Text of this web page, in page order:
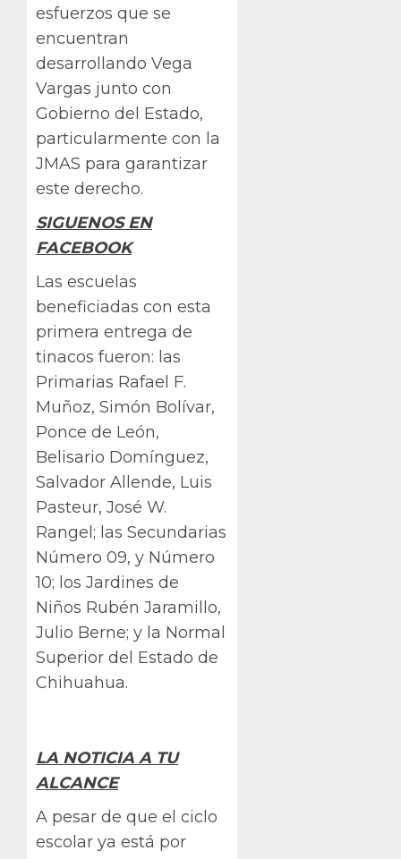
esfuerzos que se
encuentran
desarrollando Vega
Vargas junto con
Gobierno del Estado,
particularmente con la
JMAS para garantizar
este derecho.
SIGUENOS EN
FACEBOOK
Las escuelas
beneficiadas con esta
primera entrega de
tinacos fueron: las
Primarias Rafael F.
Muñoz, Simón Bolívar,
Ponce de León,
Belisario Domínguez,
Salvador Allende, Luis
Pasteur, José W.
Rangel; las Secundarias
Número 09, y Número
10; los Jardines de
Niños Rubén Jaramillo,
Julio Berne; y la Normal
Superior del Estado de
Chihuahua.
LA NOTICIA A TU
ALCANCE
A pesar de que el ciclo
escolar ya está por